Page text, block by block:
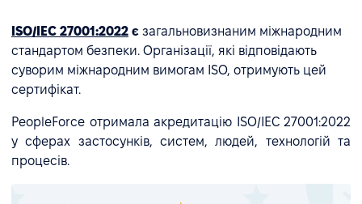
ISO/IEC 27001:2022 є загальновизнаним міжнародним
стандартом безпеки. Організації, які відповідають
суворим міжнародним вимогам ISO, отримують цей
сертифікат.
PeopleForce отримала акредитацію ISO/IEC 27001:2022
у сферах застосунків, систем, людей, технологій та
процесів.